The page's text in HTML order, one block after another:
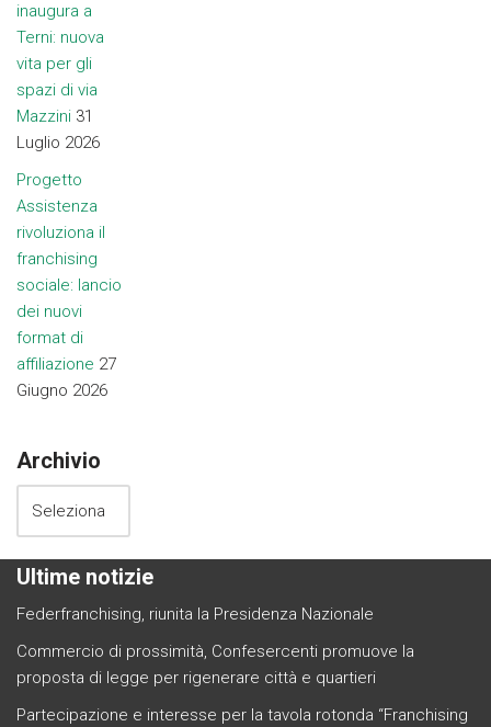
inaugura a
Terni: nuova
vita per gli
spazi di via
Mazzini 31
Luglio 2026
Progetto
Assistenza
rivoluziona il
franchising
sociale: lancio
dei nuovi
format di
affiliazione 27
Giugno 2026
Archivio
Ultime notizie
Federfranchising, riunita la Presidenza Nazionale
Commercio di prossimità, Confesercenti promuove la
proposta di legge per rigenerare città e quartieri
Partecipazione e interesse per la tavola rotonda “Franchising